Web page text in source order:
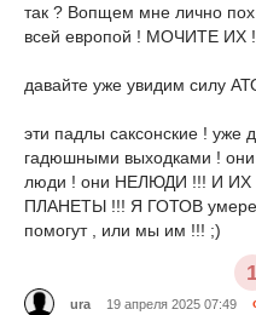
так ? Вопщем мне лично
всей европой ! МОЧИТЕ ИХ
давайте уже увидим силу
эти падлы саксонские ! уже
гадюшными выходками ! они
люди ! они НЕЛЮДИ !!! И
ПЛАНЕТЫ !!! Я ГОТОВ
помогут , или мы им !!! ;)
ura 19 апреля 2025 07:49